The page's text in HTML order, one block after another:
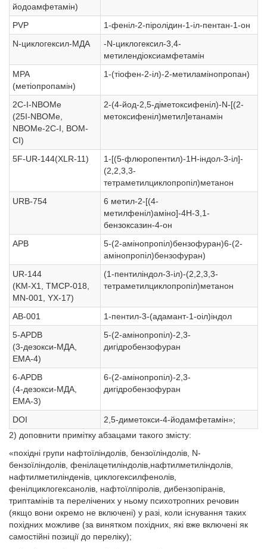
йодоамфетамін)
PVP
1-феніл-2-піролідин-1-іл-пентан-1-он
N-циклогексил-МДА
-N-циклогексил-3,4-
метилендіоксиамфетамін
МРА
(метіопропамін)
1-(тіофен-2-іл)-2-метиламінопропан)
2С-І-NВОМе
(25I-NBOMe,
NBOMe-2C-I, BOM-
CI)
2-(4-йод-2,5-діметоксифеніл)-N-[(2-
метоксифеніл)метил]етанамін
5F-UR-144(XLR-11)
1-[(5-флюропентил)-1Н-індол-3-іл]-
(2,2,3,3-
тетраметилциклопропіл)метанон
URB-754
6 метил-2-[(4-
метилфеніл)аміно]-4Н-3,1-
бензоксазин-4-он
APB
5-(2-амінопропіл)бензофуран)6-(2-
амінопропіл)бензофуран)
UR-144
(KM-X1, TMCP-018,
MN-001, YX-17)
(1-пентиліндол-3-іл)-(2,2,3,3-
тетраметилциклопропіл)метанон
AB-001
1-пентил-3-(адамант-1-оіл)індол
5-APDB
(3-дезокси-МДА,
ЕМА-4)
5-(2-амінопропіл)-2,3-
дигідробензофуран
6-APDB
(4-дезокси-МДА,
ЕМА-3)
6-(2-амінопропіл)-2,3-
дигідробензофуран
DOI
2,5-диметокси-4-йодамфетамін»;
2) доповнити примітку абзацами такого змісту:
«похідні групи нафтоїліндолів, бензоїліндолів, N-
бензоїліндолів, фенілацетиліндолів,нафтилметиліндолів,
нафтилметилінденів, циклогексилфенолів,
фенілциклогексанолів, нафтоїлпіролів, дибензопіранів,
триптамінів та перелічених у ньому психотропних речовин
(якщо вони окремо не включені) у разі, коли існування таких
похідних можливе (за винятком похідних, які вже включені як
самостійні позиції до переліку);